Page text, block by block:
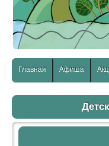
Главная Афиша